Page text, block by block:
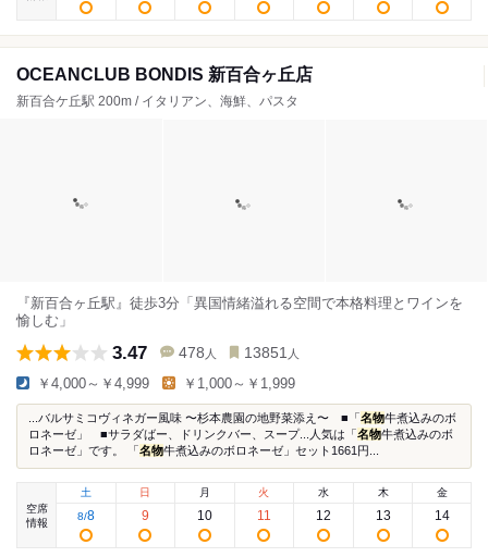
OCEANCLUB BONDIS 新百合ヶ丘店
新百合ケ丘駅 200m / イタリアン、海鮮、パスタ
『新百合ヶ丘駅』徒歩3分「異国情緒溢れる空間で本格料理とワインを
愉しむ」
3.47 478 人 13851 人
￥4,000～￥4,999 ￥1,000～￥1,999
...バルサミコヴィネガー風味 〜杉本農園の地野菜添え〜 ■「 名物牛煮込みのボ
ロネーゼ」 ■サラダばー、ドリンクバー、スープ...人気は「 名物牛煮込みのボ
ロネーゼ」です。 「 名物牛煮込みのボロネーゼ」セット1661円...
空席
情報
土
8/8
日
9
月
10
火
11
水
12
木
13
金
14